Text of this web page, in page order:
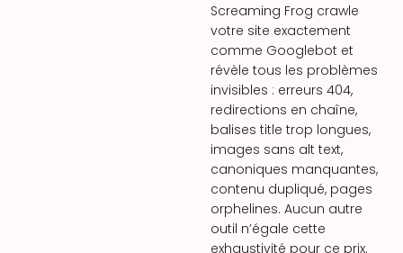
Screaming Frog crawle
votre site exactement
comme Googlebot et
révèle tous les problèmes
invisibles : erreurs 404,
redirections en chaîne,
balises title trop longues,
images sans alt text,
canoniques manquantes,
contenu dupliqué, pages
orphelines. Aucun autre
outil n’égale cette
exhaustivité pour ce prix.